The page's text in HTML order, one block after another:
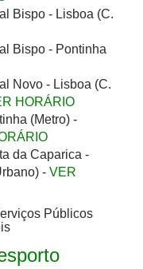
Bispo - Lisboa (C.
Bispo - Pontinha
Novo - Lisboa (C.
HORÁRIO
(Metro) -
da Caparica -
- VER
Públicos